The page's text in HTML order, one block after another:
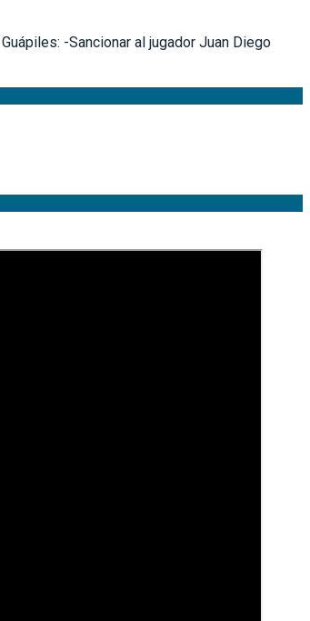
-Sancionar al jugador Juan Diego